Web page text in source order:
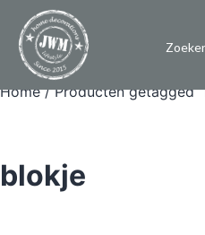
Home/ Producten getagged
blokje